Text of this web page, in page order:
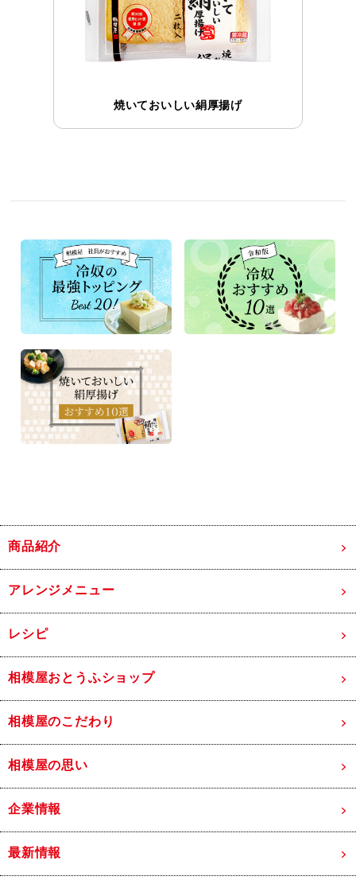
焼いておいしい絹厚揚げ
商品紹介
アレンジメニュー
レシピ
相模屋おとうふショップ
相模屋のこだわり
相模屋の思い
企業情報
最新情報